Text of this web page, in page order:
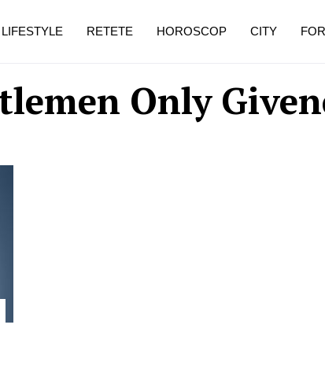
Only
LIFESTYLE RETETE HOROSCOP CITY
pe măsură ce înaintezi în vârstă